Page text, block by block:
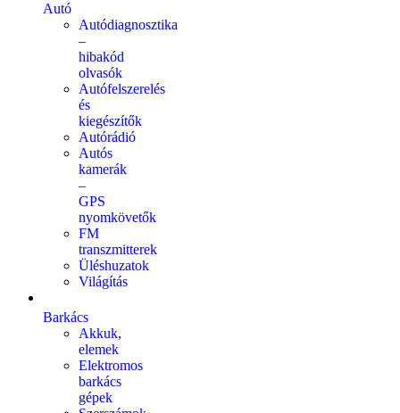
Autó
Autódiagnosztika
–
hibakód
olvasók
Autófelszerelés
és
kiegészítők
Autórádió
Autós
kamerák
–
GPS
nyomkövetők
FM
transzmitterek
Üléshuzatok
Világítás
Barkács
Akkuk,
elemek
Elektromos
barkács
gépek